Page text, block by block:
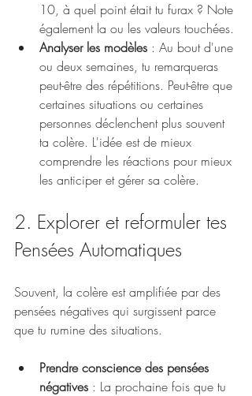
10, à quel point était tu furax ? Note
également la ou les valeurs touchées.
Analyser les modèles : Au bout d'une
ou deux semaines, tu remarqueras
peut-être des répétitions. Peut-être que
certaines situations ou certaines
personnes déclenchent plus souvent
ta colère. L'idée est de mieux
comprendre les réactions pour mieux
les anticiper et gérer sa colère.
2. Explorer et reformuler tes
Pensées Automatiques
Souvent, la colère est amplifiée par des
pensées négatives qui surgissent parce
que tu rumine des situations.
Prendre conscience des pensées
négatives : La prochaine fois que tu